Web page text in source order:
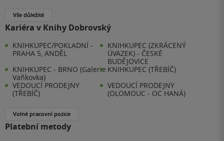
Vše důležité
Kariéra v Knihy Dobrovský
KNIHKUPEC/POKLADNÍ -
PRAHA 5, ANDĚL
KNIHKUPEC (ZKRÁCENÝ
ÚVAZEK) - ČESKÉ
BUDĚJOVICE
KNIHKUPEC - BRNO (Galerie
Vaňkovka)
KNIHKUPEC (TŘEBÍČ)
VEDOUCÍ PRODEJNY
(TŘEBÍČ)
VEDOUCÍ PRODEJNY
(OLOMOUC - OC HANÁ)
Volné pracovní pozice
Platební metody